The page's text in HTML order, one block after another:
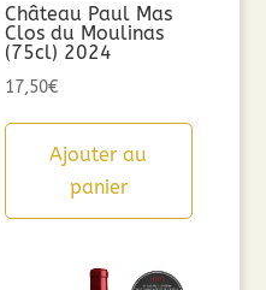
Château Paul Mas
Clos du Moulinas
(75cl) 2024
17,50€
Ajouter au
panier